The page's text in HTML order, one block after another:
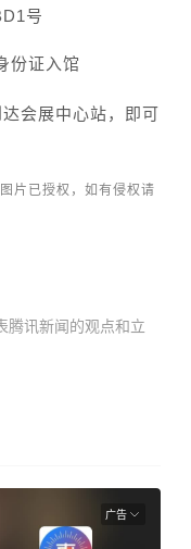
号
份证入馆
会展中心站，即可
片已授权，如有侵权请
腾讯新闻的观点和立
广告